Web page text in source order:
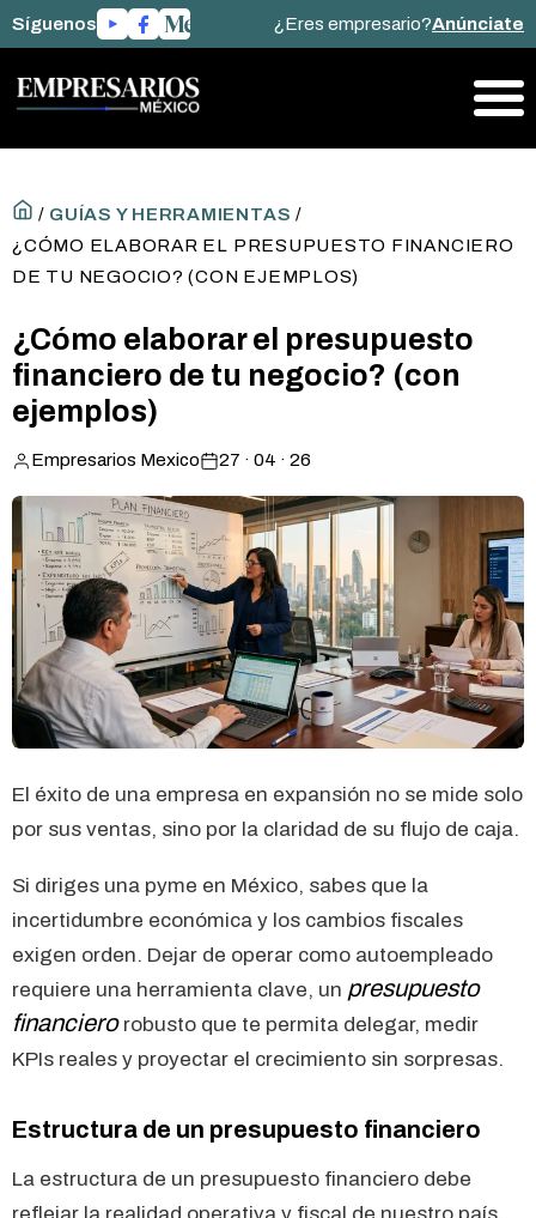
Síguenos ¿Eres empresario?Anúnciate
/ GUÍAS Y HERRAMIENTAS /
¿CÓMO ELABORAR EL PRESUPUESTO FINANCIERO
DE TU NEGOCIO? (CON EJEMPLOS)
¿Cómo elaborar el presupuesto
financiero de tu negocio? (con
ejemplos)
Empresarios Mexico 27 · 04 · 26
El éxito de una empresa en expansión no se mide solo
por sus ventas, sino por la claridad de su flujo de caja.
Si diriges una pyme en México, sabes que la
incertidumbre económica y los cambios fiscales
exigen orden. Dejar de operar como autoempleado
requiere una herramienta clave, un presupuesto
financierorobusto que te permita delegar, medir
KPIs reales y proyectar el crecimiento sin sorpresas.
Estructura de un presupuesto financiero
La estructura de un presupuesto financiero debe